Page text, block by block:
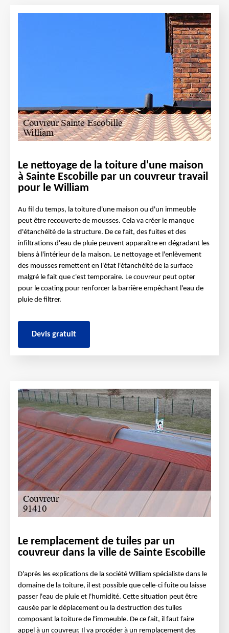
Le nettoyage de la toiture d'une maison
à Sainte Escobille par un couvreur travail
pour le William
Au fil du temps, la toiture d'une maison ou d'un immeuble
peut être recouverte de mousses. Cela va créer le manque
d'étanchéité de la structure. De ce fait, des fuites et des
infiltrations d'eau de pluie peuvent apparaître en dégradant les
biens à l'intérieur de la maison. Le nettoyage et l'enlèvement
des mousses remettent en l'état l'étanchéité de la surface
malgré le fait que c'est temporaire. Le couvreur peut opter
pour le coating pour renforcer la barrière empêchant l'eau de
pluie de filtrer.
Devis gratuit
Le remplacement de tuiles par un
couvreur dans la ville de Sainte Escobille
D'après les explications de la société William spécialiste dans le
domaine de la toiture, il est possible que celle-ci fuite ou laisse
passer l'eau de pluie et l'humidité. Cette situation peut être
causée par le déplacement ou la destruction des tuiles
composant la toiture de l'immeuble. De ce fait, il faut faire
appel à un couvreur. Il va procéder à un remplacement des